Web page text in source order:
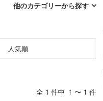
他のカテゴリーから探す
人気順
全 1 件中 1 〜 1 件